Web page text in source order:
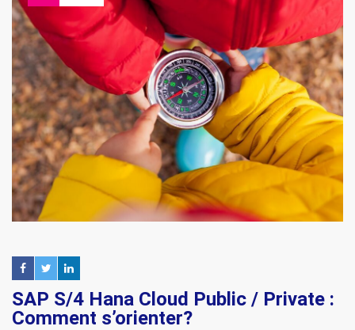
SAP S/4 Hana Cloud Public / Private :
Comment s’orienter?